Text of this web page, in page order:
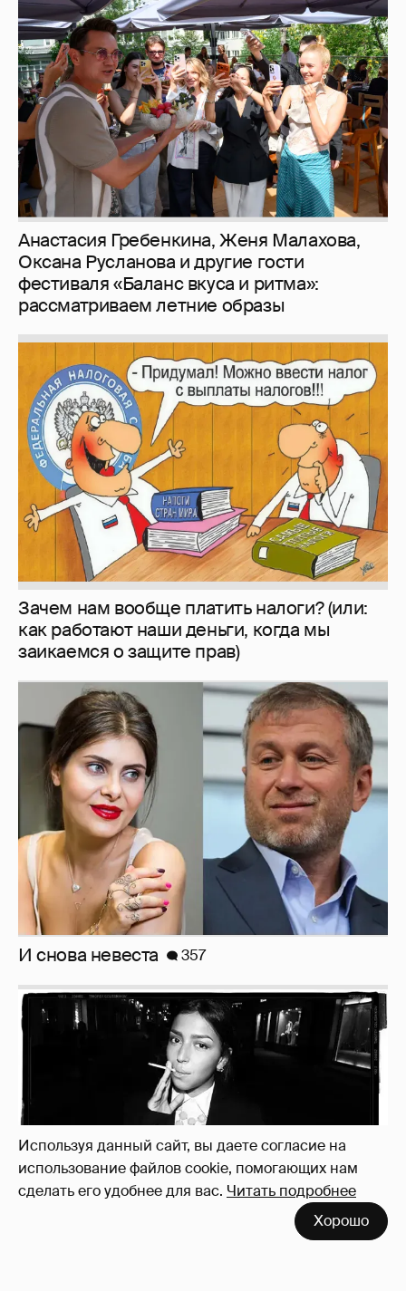
Используя данный сайт, вы даете согласие на
использование файлов cookie, помогающих нам
сделать его удобнее для вас. Читать подробнее
Хорошо
Анастасия Гребенкина, Женя Малахова,
Оксана Русланова и другие гости
фестиваля «Баланс вкуса и ритма»:
рассматриваем летние образы
Зачем нам вообще платить налоги? (или:
как работают наши деньги, когда мы
заикаемся о защите прав)
И снова невеста 357
Рублёвские дочки 187